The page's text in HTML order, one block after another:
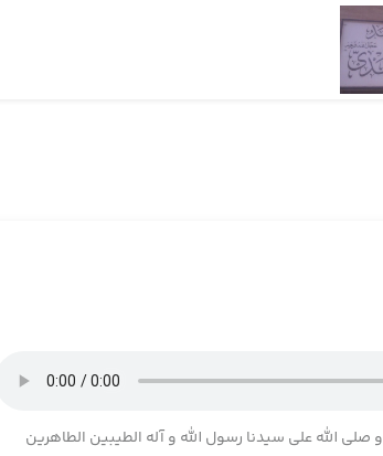
صلی الله علی سیدنا رسول الله و آله الطیبین الطاهرین